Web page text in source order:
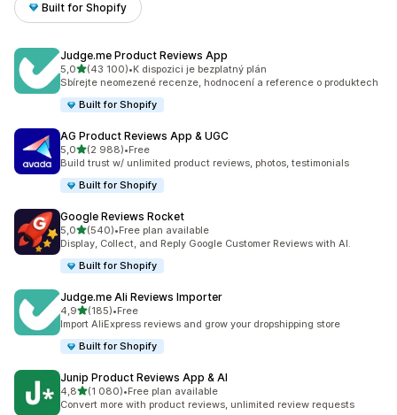
Built for Shopify
Judge.me Product Reviews App
5,0z 5 hvězd
(43 100)
Celkový počet recenzí: 43100
•K dispozici je bezplatný plán
Sbírejte neomezené recenze, hodnocení a reference o produktech
Built for Shopify
AG Product Reviews App & UGC
5,0z 5 hvězd
(2 988)
Celkový počet recenzí: 2988
•Free
Build trust w/ unlimited product reviews, photos, testimonials
Built for Shopify
Google Reviews Rocket
5,0z 5 hvězd
(540)
Celkový počet recenzí: 540
•Free plan available
Display, Collect, and Reply Google Customer Reviews with AI.
Built for Shopify
Judge.me Ali Reviews Importer
4,9z 5 hvězd
(185)
Celkový počet recenzí: 185
•Free
Import AliExpress reviews and grow your dropshipping store
Built for Shopify
Junip Product Reviews App & AI
4,8z 5 hvězd
(1 080)
Celkový počet recenzí: 1080
•Free plan available
Convert more with product reviews, unlimited review requests